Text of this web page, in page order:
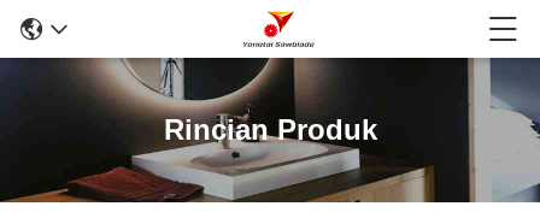
Rincian Produk